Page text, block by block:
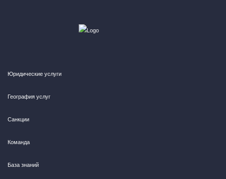
Юридические услуги
География услуг
Санкции
Команда
База знаний